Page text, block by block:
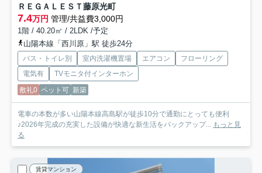
ＲＥＧＡＬＥＳＴ藤原光町
7.4万円 管理/共益費3,000円
1階 / 40.20㎡ / 2LDK /予定
山陽本線「西川原」駅 徒歩24分
バス・トイレ別 室内洗濯機置場 エアコン
フローリング
電気有
TVモニタ付インターホン
敷礼0 ペット可 新築
電車の本数が多い山陽本線高島駅が徒歩10分で通勤にとっても便利
♪2026年完成の充実した設備が快適な新生活をバックアップ...
もっと見
る
賃貸マンション